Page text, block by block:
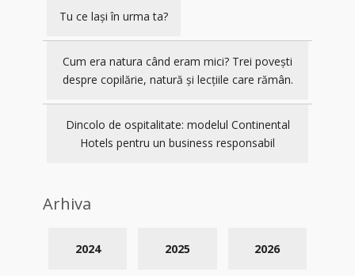
Tu ce lași în urma ta?
Cum era natura când eram mici? Trei povești
despre copilărie, natură și lecțiile care rămân.
Dincolo de ospitalitate: modelul Continental
Hotels pentru un business responsabil
Arhiva
2026
2025
2024